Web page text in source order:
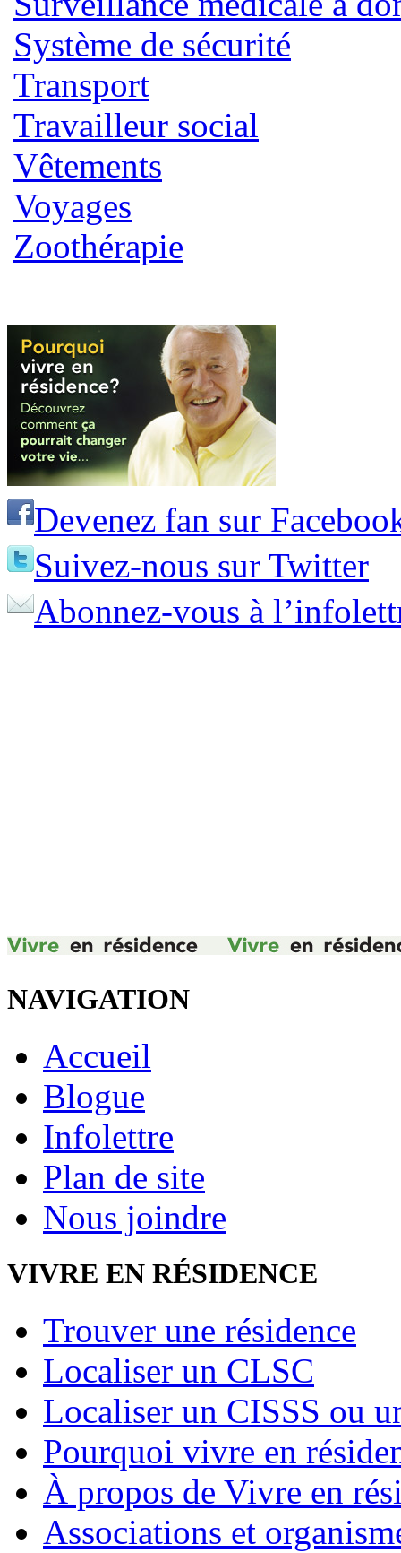
Système de sécurité
Transport
Travailleur social
Vêtements
Voyages
Zoothérapie
Devenez fan sur
Suivez-nous sur Twitter
Abonnez-vous à
NAVIGATION
Accueil
Blogue
Infolettre
Plan de site
Nous joindre
VIVRE EN RÉSIDENCE
Trouver une résidence
Localiser un CLSC
Localiser un CISSS ou
Pourquoi vivre en
À propos de Vivre en
Associations et